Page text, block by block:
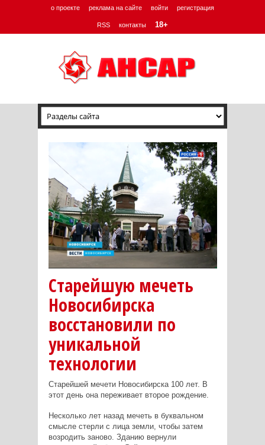
о проекте реклама на сайте войти регистрация
RSS контакты 18+
Старейшую мечеть
Новосибирска
восстановили по
уникальной
технологии
Старейшей мечети Новосибирска 100 лет. В
этот день она переживает второе рождение.
Несколько лет назад мечеть в буквальном
смысле стерли с лица земли, чтобы затем
возродить заново. Зданию вернули